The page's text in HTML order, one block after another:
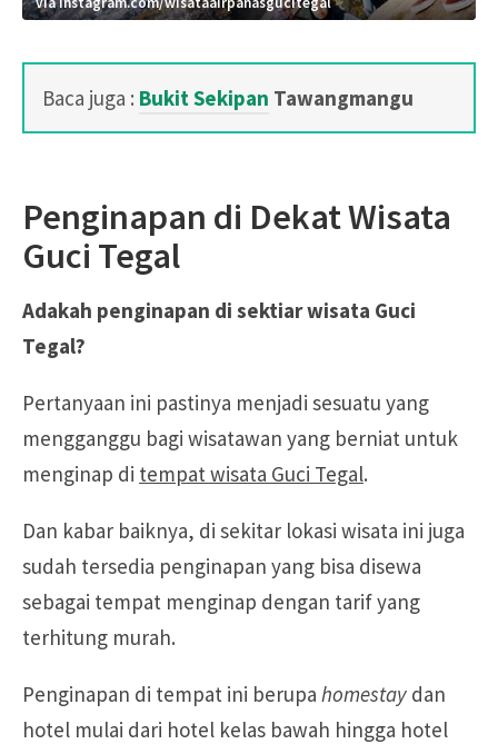
Baca juga : Bukit Sekipan Tawangmangu
Penginapan di Dekat Wisata
Guci Tegal
Adakah penginapan di sektiar wisata Guci
Tegal?
Pertanyaan ini pastinya menjadi sesuatu yang
mengganggu bagi wisatawan yang berniat untuk
menginap di tempat wisata Guci Tegal.
Dan kabar baiknya, di sekitar lokasi wisata ini juga
sudah tersedia penginapan yang bisa disewa
sebagai tempat menginap dengan tarif yang
terhitung murah.
Penginapan di tempat ini berupa homestay dan
hotel mulai dari hotel kelas bawah hingga hotel